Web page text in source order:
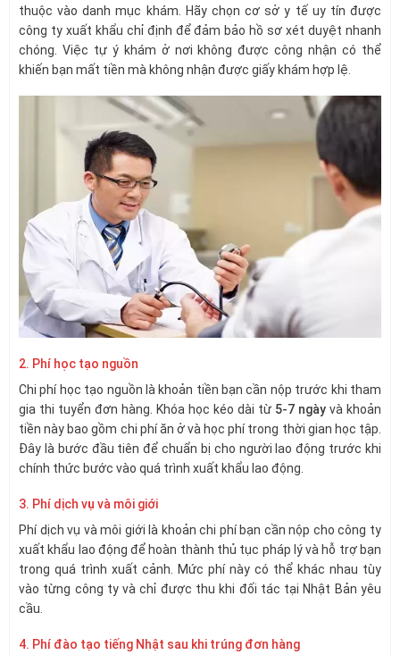
thuộc vào danh mục khám. Hãy chọn cơ sở y tế uy tín được
công ty xuất khẩu chỉ định để đảm bảo hồ sơ xét duyệt nhanh
chóng. Việc tự ý khám ở nơi không được công nhận có thể
khiến bạn mất tiền mà không nhận được giấy khám hợp lệ.
2. Phí học tạo nguồn
Chi phí học tạo nguồn là khoản tiền bạn cần nộp trước khi tham
gia thi tuyển đơn hàng. Khóa học kéo dài từ 5-7 ngày và khoản
tiền này bao gồm chi phí ăn ở và học phí trong thời gian học tập.
Đây là bước đầu tiên để chuẩn bị cho người lao động trước khi
chính thức bước vào quá trình xuất khẩu lao động.
3. Phí dịch vụ và môi giới
Phí dịch vụ và môi giới là khoản chi phí bạn cần nộp cho công ty
xuất khẩu lao động để hoàn thành thủ tục pháp lý và hỗ trợ bạn
trong quá trình xuất cảnh. Mức phí này có thể khác nhau tùy
vào từng công ty và chỉ được thu khi đối tác tại Nhật Bản yêu
cầu.
4. Phí đào tạo tiếng Nhật sau khi trúng đơn hàng